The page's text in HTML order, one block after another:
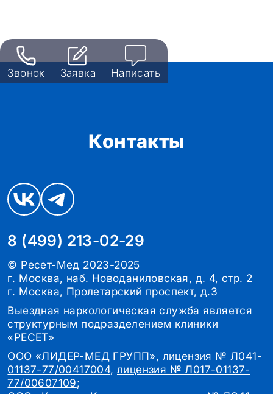
Звонок Заявка Написать
Контакты
8 (499) 213-02-29
© Ресет-Мед 2023-2025
г. Москва, наб. Новоданиловская, д. 4, стр. 2
г. Москва, Пролетарский проспект, д.3
Выездная наркологическая служба является
структурным подразделением клиники
«РЕСЕТ»
ООО «ЛИДЕР-МЕД ГРУПП», лицензия № Л041-
01137-77/00417004, лицензия № Л017-01137-
77/00607109;